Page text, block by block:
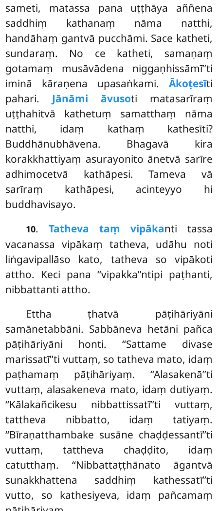
sameti, matassa pana uṭṭhāya aññena
saddhiṃ kathanaṃ nāma natthi,
handāhaṃ gantvā pucchāmi. Sace katheti,
sundaraṃ. No ce katheti, samaṇaṃ
gotamaṃ musāvādena niggaṇhissāmī’’ti
iminā kāraṇena upasaṅkami. Ākoṭesīti
pahari. Jānāmi āvusoti matasarīraṃ
uṭṭhahitvā kathetuṃ samatthaṃ nāma
natthi, idaṃ kathaṃ kathesīti?
Buddhānubhāvena. Bhagavā kira
korakkhattiyaṃ asurayonito ānetvā sarīre
adhimocetvā kathāpesi. Tameva vā
sarīraṃ kathāpesi, acinteyyo hi
buddhavisayo.
10. Tatheva taṃ vipākanti tassa
vacanassa vipākaṃ tatheva, udāhu noti
liṅgavipallāso kato, tatheva so vipākoti
attho. Keci pana ‘‘vipakka’’ntipi paṭhanti,
nibbattanti attho.
Ettha ṭhatvā pāṭihāriyāni
samānetabbāni. Sabbāneva hetāni pañca
pāṭihāriyāni honti. ‘‘Sattame divase
marissatī’’ti vuttaṃ, so tatheva mato, idaṃ
paṭhamaṃ pāṭihāriyaṃ. ‘‘Alasakenā’’ti
vuttaṃ, alasakeneva mato, idaṃ dutiyaṃ.
‘‘Kālakañcikesu nibbattissatī’’ti vuttaṃ,
tattheva nibbatto, idaṃ tatiyaṃ.
‘‘Bīraṇatthambake susāne chaḍḍessantī’’ti
vuttaṃ, tattheva chaḍḍito, idaṃ
catutthaṃ. ‘‘Nibbattaṭṭhānato āgantvā
sunakkhattena saddhiṃ kathessatī’’ti
vutto, so kathesiyeva, idaṃ pañcamaṃ